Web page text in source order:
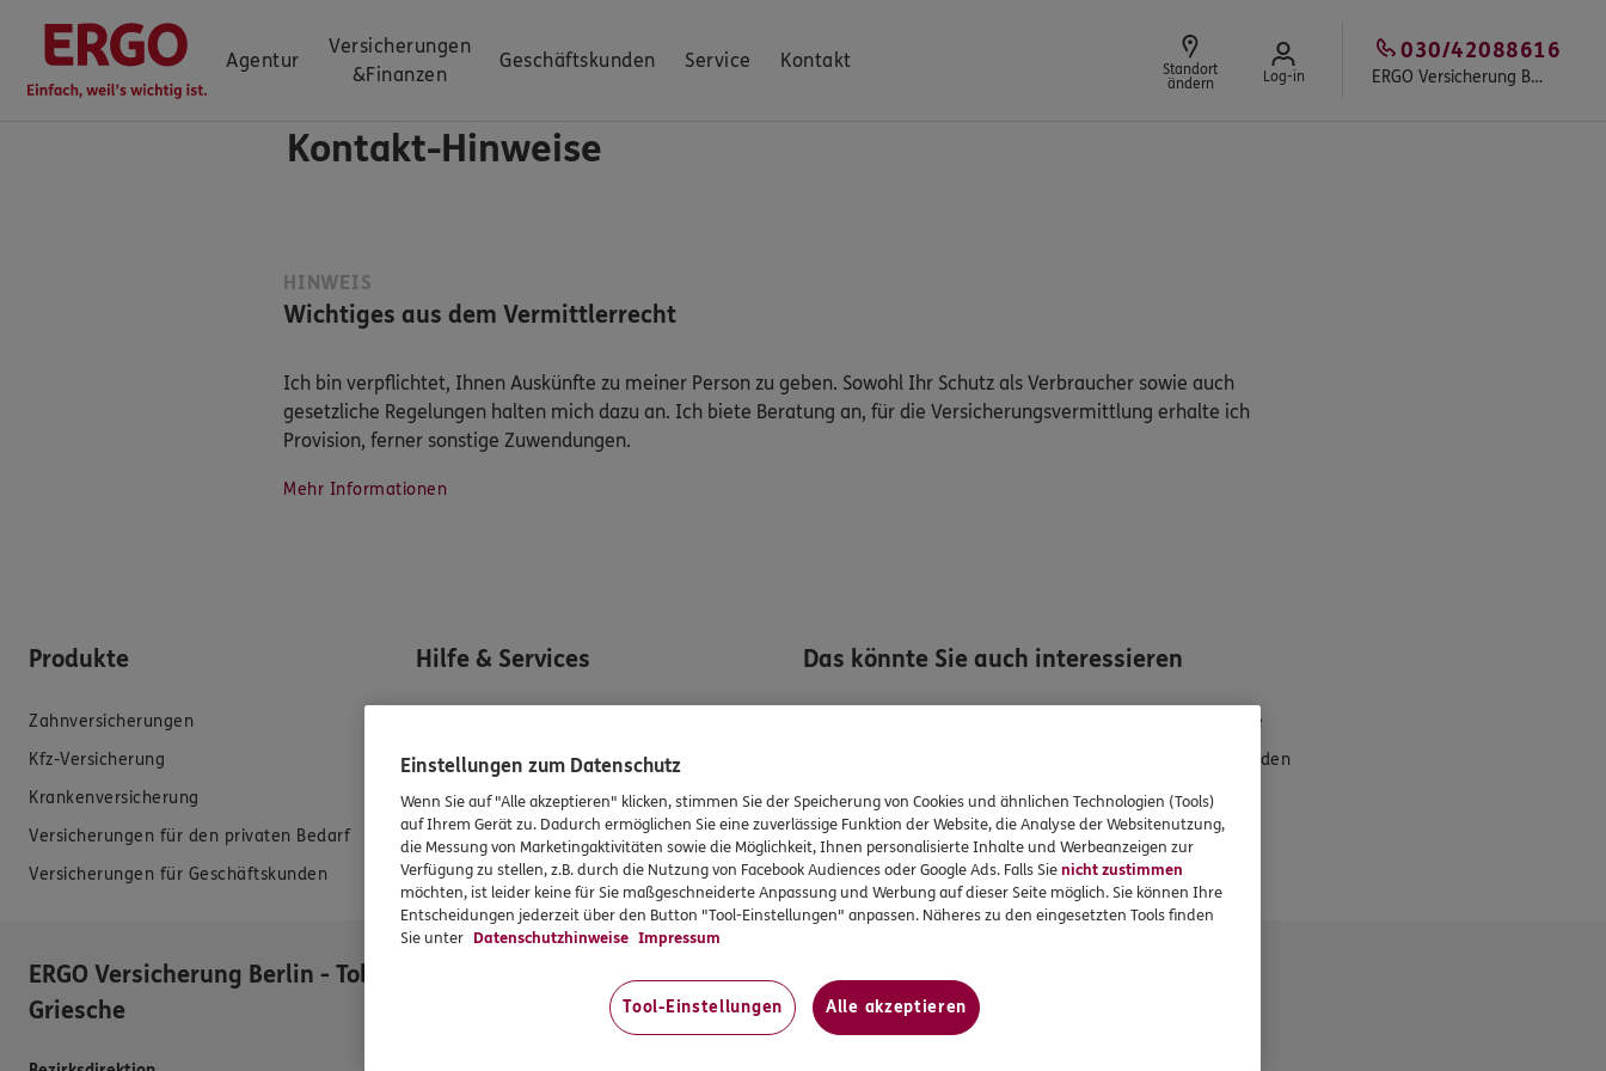
Agentur
Versicherungen
&Finanzen
Geschäftskunden Service Kontakt
Standort
ändern
Log-in ERGO Versicherung Berlin - Tobias Griesche
030/42088616
Kontakt-Hinweise
HINWEIS
Wichtiges aus dem Vermittlerrecht
Ich bin verpflichtet, Ihnen Auskünfte zu meiner Person zu geben. Sowohl Ihr Schutz als Verbraucher sowie auch
gesetzliche Regelungen halten mich dazu an. Ich biete Beratung an, für die Versicherungsvermittlung erhalte ich
Provision, ferner sonstige Zuwendungen.
Mehr Informationen
Produkte
Zahnversicherungen
Kfz-Versicherung
Krankenversicherung
Versicherungen für den privaten Bedarf
Versicherungen für Geschäftskunden
Hilfe & Services
Schaden melden
Erstkontaktinformationen
EU-Offenlegungsvereinbarung
Datenverarbeitung
Das könnte Sie auch interessieren
Standorte
Privatkunden
Jobangebote
ERGO Versicherung Berlin - Tobias
Griesche
Einstellungen zum Datenschutz
Wenn Sie auf "Alle akzeptieren" klicken, stimmen Sie der Speicherung von Cookies und ähnlichen Technologien (Tools)
auf Ihrem Gerät zu. Dadurch ermöglichen Sie eine zuverlässige Funktion der Website, die Analyse der Websitenutzung,
die Messung von Marketingaktivitäten sowie die Möglichkeit, Ihnen personalisierte Inhalte und Werbeanzeigen zur
Verfügung zu stellen, z.B. durch die Nutzung von Facebook Audiences oder Google Ads. Falls Sienicht zustimmen
möchten, ist leider keine für Sie maßgeschneiderte Anpassung und Werbung auf dieser Seite möglich. Sie können Ihre
Entscheidungen jederzeit über den Button "Tool-Einstellungen" anpassen. Näheres zu den eingesetzten Tools finden
Sie unter Datenschutzhinweise Impressum
Tool-Einstellungen Alle akzeptieren